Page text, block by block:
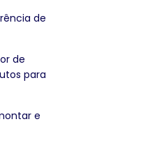
de
de
para
e